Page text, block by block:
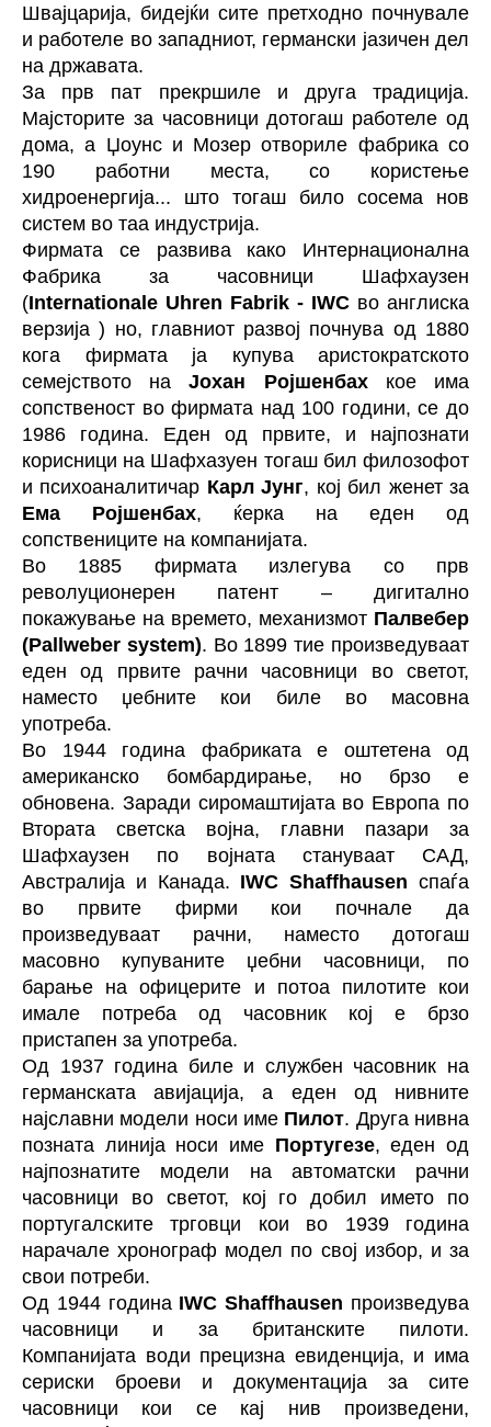
Швајцарија, бидејќи сите претходно почнувале
и работеле во западниот, германски јазичен дел
на државата.
За прв пат прекршиле и друга традиција.
Мајсторите за часовници дотогаш работеле од
дома, а Џоунс и Мозер отвориле фабрика со
190 работни места, со користење
хидроенергија... што тогаш било сосема нов
систем во таа индустрија.
Фирмата се развива како Интернационална
Фабрика за часовници Шафхаузен
(Internationale Uhren Fabrik - IWC во англиска
верзија ) но, главниот развој почнува од 1880
кога фирмата ја купува аристократското
семејството наЈохан Ројшенбахкое има
сопственост во фирмата над 100 години, се до
1986 година. Еден од првите, и најпознати
корисници на Шафхазуен тогаш бил филозофот
и психоаналитичар Карл Јунг, кој бил женет за
Ема Ројшенбах, ќерка на еден од
сопствениците на компанијата.
Во 1885 фирмата излегува со прв
револуционерен патент – дигитално
покажување на времето, механизмот Палвебер
(Pallweber system). Во 1899 тие произведуваат
еден од првите рачни часовници во светот,
наместо џебните кои биле во масовна
употреба.
Во 1944 година фабриката е оштетена од
американско бомбардирање, но брзо е
обновена. Заради сиромаштијата во Европа по
Втората светска војна, главни пазари за
Шафхаузен по војната стануваат САД,
Австралија и Канада. IWC Shaffhausen спаѓа
во првите фирми кои почнале да
произведуваат рачни, наместо дотогаш
масовно купуваните џебни часовници, по
барање на офицерите и потоа пилотите кои
имале потреба од часовник кој е брзо
пристапен за употреба.
Од 1937 година биле и службен часовник на
германската авијација, а еден од нивните
најславни модели носи име Пилот. Друга нивна
позната линија носи име Португезе, еден од
најпознатите модели на автоматски рачни
часовници во светот, кој го добил името по
португалските трговци кои во 1939 година
нарачале хронограф модел по свој избор, и за
свои потреби.
Oд 1944 година IWC Shaffhausen произведува
часовници и за британските пилоти.
Компанијата води прецизна евиденција, и има
сериски броеви и документација за сите
часовници кои се кај нив произведени,